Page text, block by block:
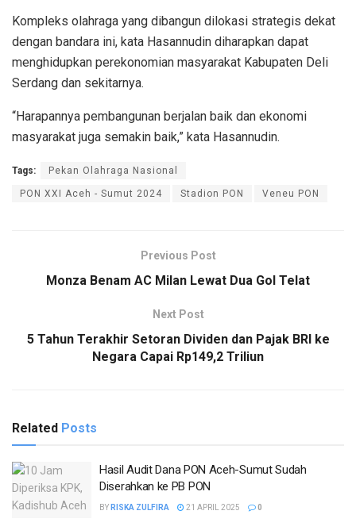
Kompleks olahraga yang dibangun dilokasi strategis dekat
dengan bandara ini, kata Hasannudin diharapkan dapat
menghidupkan perekonomian masyarakat Kabupaten Deli
Serdang dan sekitarnya.
“Harapannya pembangunan berjalan baik dan ekonomi
masyarakat juga semakin baik,” kata Hasannudin.
Tags: Pekan Olahraga Nasional
PON XXI Aceh - Sumut 2024 Stadion PON Veneu PON
Previous Post
Monza Benam AC Milan Lewat Dua Gol Telat
Next Post
5 Tahun Terakhir Setoran Dividen dan Pajak BRI ke
Negara Capai Rp149,2 Triliun
Related Posts
Hasil Audit Dana PON Aceh-Sumut Sudah
Diserahkan ke PB PON
BY RISKA ZULFIRA 21 APRIL 2025 0